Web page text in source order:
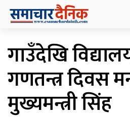
गाउँदेखि
गणतन्त्र दिवस
मुख्यमन्त्री सिंह